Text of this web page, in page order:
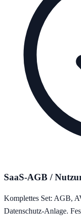
SaaS-AGB /
Komplettes Set: AGB,
Datenschutz-Anlage.